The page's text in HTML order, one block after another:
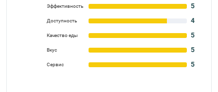
Эффективность 5
Доступность 4
Качество еды 5
Вкус 5
Сервис 5